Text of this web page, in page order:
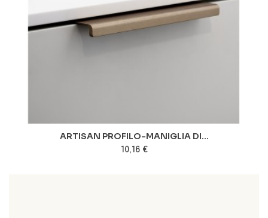
ARTISAN PROFILO-MANIGLIA DI...
10,16 €